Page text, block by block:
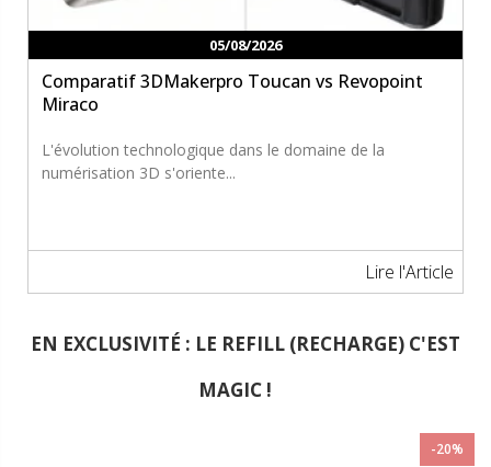
05/08/2026
Comparatif 3DMakerpro Toucan vs Revopoint
Miraco
L'évolution technologique dans le domaine de la
numérisation 3D s'oriente...
Lire l'Article
EN EXCLUSIVITÉ : LE REFILL (RECHARGE) C'EST
MAGIC !
-20%